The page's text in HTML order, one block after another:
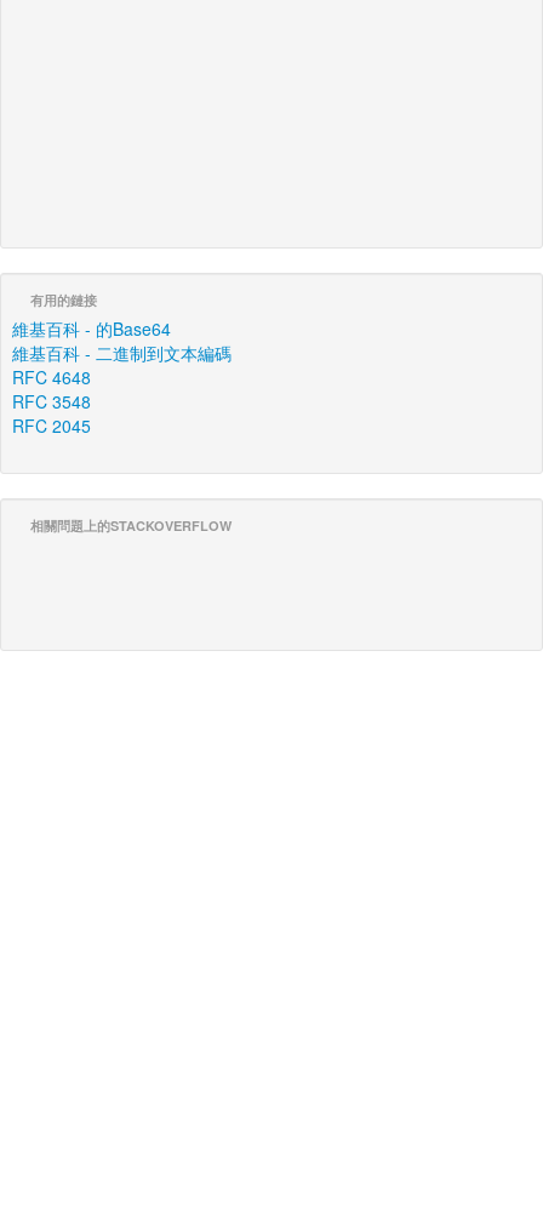
有用的鏈接
維基百科 - 的Base64
維基百科 - 二進制到文本編碼
RFC 4648
RFC 3548
RFC 2045
相關問題上的STACKOVERFLOW